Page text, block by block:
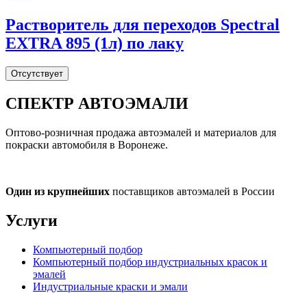
Растворитель для переходов Spectral
EXTRA 895 (1л) по лаку
Отсутствует
СПЕКТР АВТОЭМАЛИ
Оптово-розничная продажа автоэмалей и материалов для
покраски автомобиля в Воронеже.
Один из крупнейших поставщиков автоэмалей в России
Услуги
Компьютерный подбор
Компьютерный подбор индустриальных красок и
эмалей
Индустриальные краски и эмали